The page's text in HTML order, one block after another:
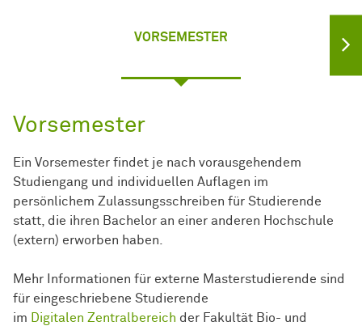
VORSEMESTER
Vorsemester
Ein Vorsemester findet je nach vorausgehendem
Studiengang und individuellen Auflagen im
persönlichem Zulassungsschreiben für Studierende
statt, die ihren Bachelor an einer anderen Hochschule
(extern) erworben haben.
Mehr Informationen für externe Masterstudierende sind
für eingeschriebene Studierende
im
Digitalen Zentralbereich der Fakultät Bio- und